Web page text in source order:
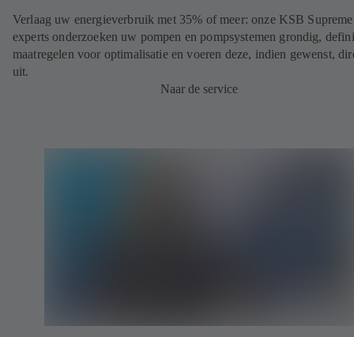
Verlaag uw energieverbruik met 35% of meer: onze KSB
experts onderzoeken uw pompen en pompsystemen grondig,
maatregelen voor optimalisatie en voeren deze, indien gewenst,
uit.
Naar de service